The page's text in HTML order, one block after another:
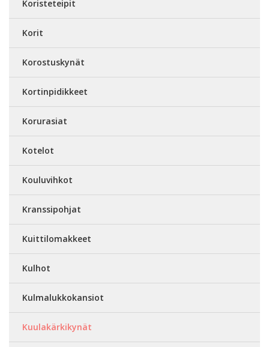
Koristeteipit
Korit
Korostuskynät
Kortinpidikkeet
Korurasiat
Kotelot
Kouluvihkot
Kranssipohjat
Kuittilomakkeet
Kulhot
Kulmalukkokansiot
Kuulakärkikynät